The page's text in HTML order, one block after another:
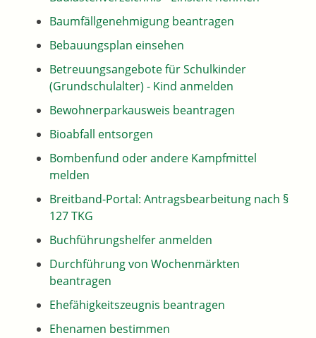
Baumfällgenehmigung beantragen
Bebauungsplan einsehen
Betreuungsangebote für Schulkinder
(Grundschulalter) - Kind anmelden
Bewohnerparkausweis beantragen
Bioabfall entsorgen
Bombenfund oder andere Kampfmittel
melden
Breitband-Portal: Antragsbearbeitung nach §
127 TKG
Buchführungshelfer anmelden
Durchführung von Wochenmärkten
beantragen
Ehefähigkeitszeugnis beantragen
Ehenamen bestimmen